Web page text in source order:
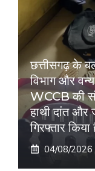
छत्तीसगढ़ के
विभाग और
WCCB की
हाथी दांत
गिरफ्तार किया
04/08/2026